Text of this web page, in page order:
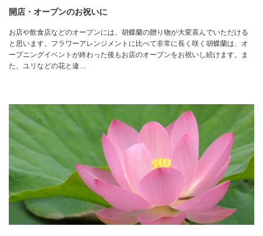
開店・オープンのお祝いに
お店や飲食店などのオープンには、胡蝶蘭の贈り物が大変喜んでいただける
と思います。フラワーアレンジメントに比べて非常に長く咲く胡蝶蘭は、オ
ープニングイベントが終わった後もお店のオープンをお祝いし続けます。ま
た、ユリなどの花と違…